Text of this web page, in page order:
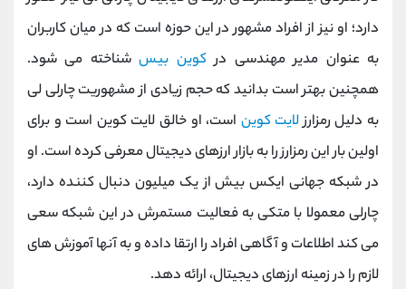
دارد؛ او نیز از افراد مشهور در این حوزه است که در میان کاربران
به عنوان مدیر مهندسی درکوین بیسشناخته می شود.
همچنین بهتر است بدانید که حجم زیادی از مشهوریت چارلی لی
به دلیل رمزارزلایت کوین است، او خالق لایت کوین است و برای
اولین بار این رمزارز را به بازار ارزهای دیجیتال معرفی کرده است. او
در شبکه جهانی ایکس بیش از یک میلیون دنبال کننده دارد،
چارلی معمولا با متکی به فعالیت مستمرش در این شبکه سعی
می کند اطلاعات و آگاهی افراد را ارتقا داده و به آنها آموزش های
لازم را در زمینه ارزهای دیجیتال، ارائه دهد.